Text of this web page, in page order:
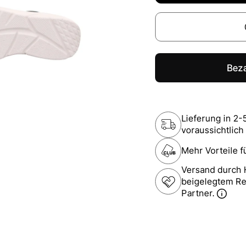
Lieferung in 2-
voraussichtlich
Mehr Vorteile
Versand durch
beigelegtem
Partner.